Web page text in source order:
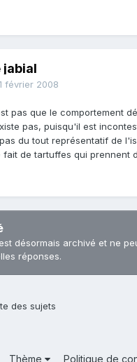
jabial
février 2008
pas que le comportement
pas, puisqu'il est
du tout représentatif de
fait de tartuffes qui prennent
désormais archivé et ne
réponses.
des sujets
Thème Politique de